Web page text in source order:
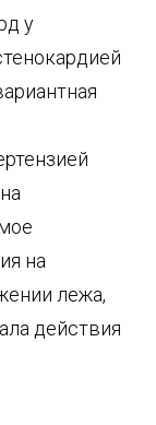
у
на
лежа,
действия